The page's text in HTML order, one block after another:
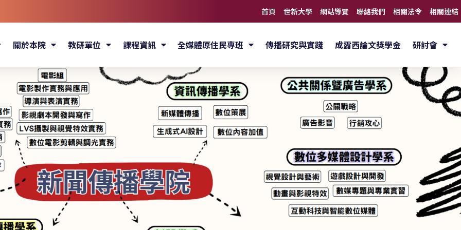
首頁 世新大學 網站導覽 聯絡我們 相關法令 相關連結
關於本院 教研單位 課程資訊 全媒體原住民專班 傳播研究與實踐 成露西論文獎學金 研討會